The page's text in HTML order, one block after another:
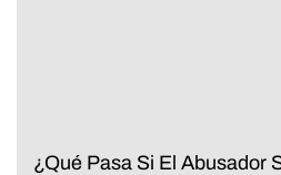
¿Qué Pasa Si El Abusador